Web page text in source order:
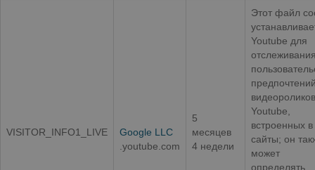
VISITOR_INFO1_LIVE
Google LLC
.youtube.com
5
месяцев
4 недели
Этот файл
Youtube для
видеороликов
Youtube,
встроенных в
сайты; он
может
определять,